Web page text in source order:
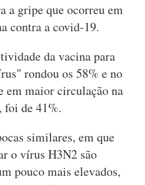
a gripe que ocorreu em
contra a covid-19.
da vacina para
rondou os 58% e no
em maior circulação na
foi de 41%.
similares, em que
o vírus H3N2 são
pouco mais elevados,